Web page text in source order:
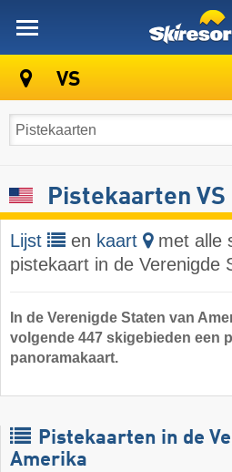
VS
Pistekaarten VS
Lijst en kaart
met alle
pistekaart in de Verenigde
In de Verenigde Staten van
volgende 447 skigebieden een
panoramakaart.
Pistekaarten in de
Amerika